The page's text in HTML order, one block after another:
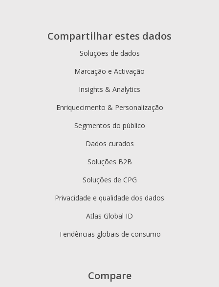
Compartilhar estes dados
Soluções de dados
Marcação e Activação
Insights & Analytics
Enriquecimento & Personalização
Segmentos do público
Dados curados
Soluções B2B
Soluções de CPG
Privacidade e qualidade dos dados
Atlas Global ID
Tendências globais de consumo
Compare